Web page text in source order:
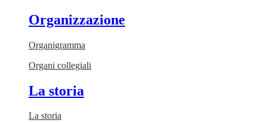
Organizzazione
Organigramma
Organi collegiali
La storia
La storia